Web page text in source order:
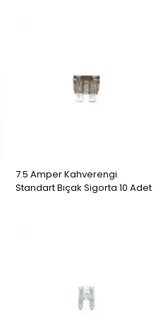
7.5 Amper Kahverengi
Standart Bıçak Sigorta 10 Adet